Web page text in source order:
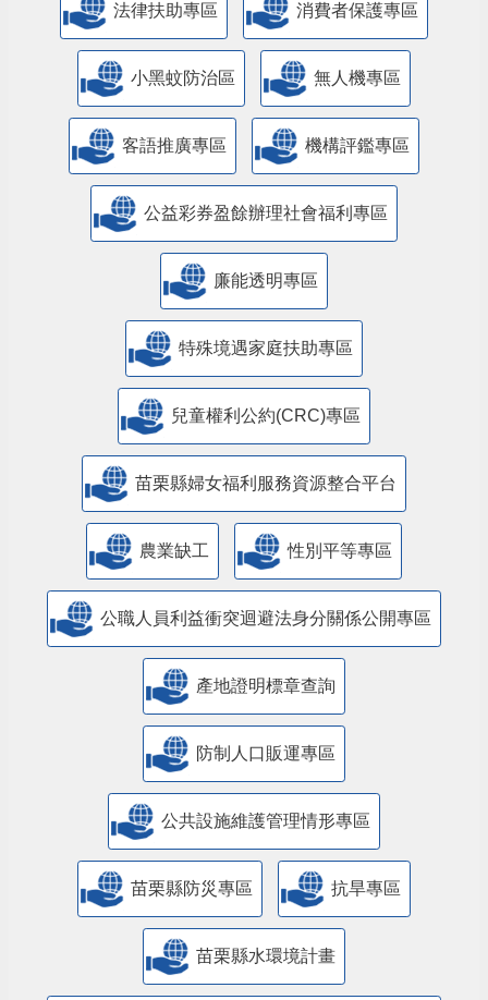
法律扶助專區 消費者保護專區
小黑蚊防治區 無人機專區
客語推廣專區 機構評鑑專區
公益彩券盈餘辦理社會福利專區
廉能透明專區
特殊境遇家庭扶助專區
兒童權利公約(CRC)專區
苗栗縣婦女福利服務資源整合平台
農業缺工 性別平等專區
公職人員利益衝突迴避法身分關係公開專區
產地證明標章查詢
防制人口販運專區
​公共設施維護管理情形專區
苗栗縣防災專區 抗旱專區
苗栗縣水環境計畫